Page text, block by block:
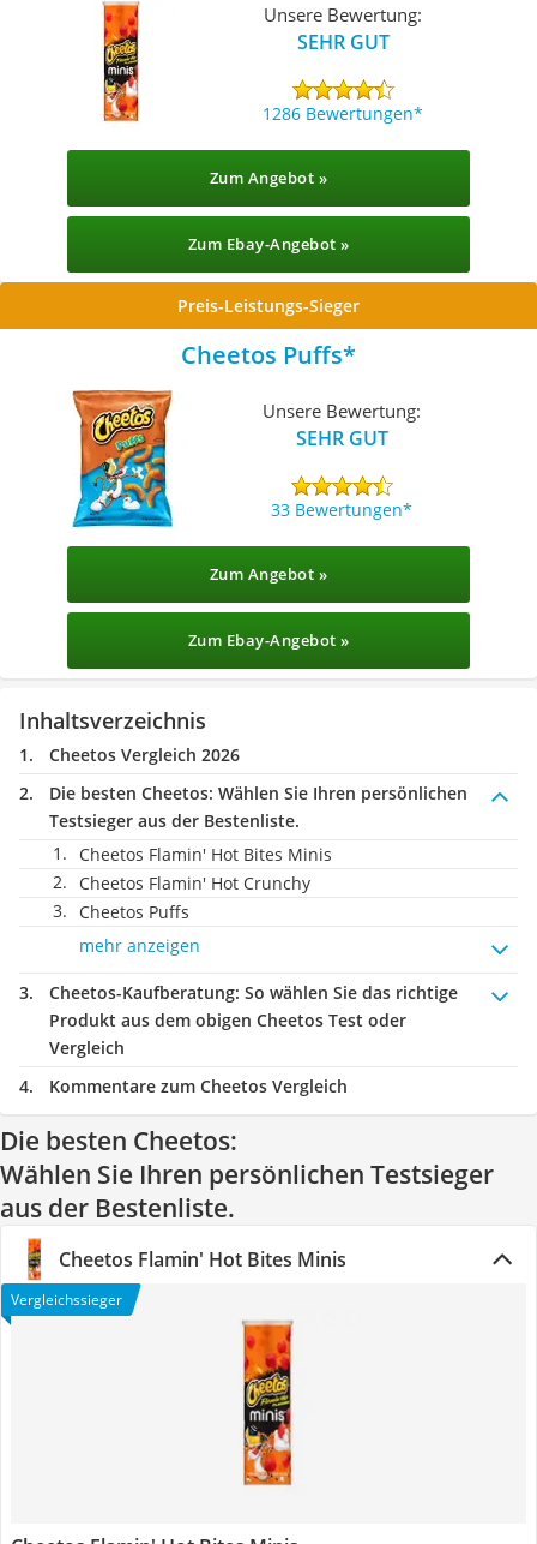
Unsere Bewertung:
SEHR GUT
1286 Bewertungen
Zum Angebot »
Zum Ebay-Angebot »
Preis-Leistungs-Sieger
Cheetos Puffs
Unsere Bewertung:
SEHR GUT
33 Bewertungen
Zum Angebot »
Zum Ebay-Angebot »
Inhaltsverzeichnis
Cheetos Vergleich 2026
Die besten Cheetos: Wählen Sie Ihren persönlichen
Testsieger aus der Bestenliste.
Cheetos Flamin' Hot Bites Minis
Cheetos Flamin' Hot Crunchy
Cheetos Puffs
mehr anzeigen
Cheetos-Kaufberatung: So wählen Sie das richtige
Produkt aus dem obigen Cheetos Test oder
Vergleich
Kommentare zum Cheetos Vergleich
Die besten Cheetos:
Wählen Sie Ihren persönlichen Testsieger
aus der Bestenliste.
Cheetos Flamin' Hot Bites Minis
Vergleichssieger